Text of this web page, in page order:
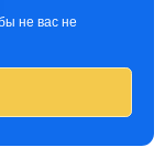
не вас не